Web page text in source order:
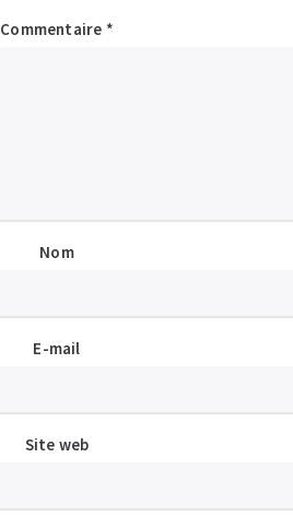
Commentaire *
Nom
E-mail
Site web